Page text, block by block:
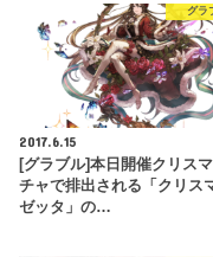
グラ
2017.6.15
[グラブル]本日開催クリス
チャで排出される「クリス
ゼッタ」の…